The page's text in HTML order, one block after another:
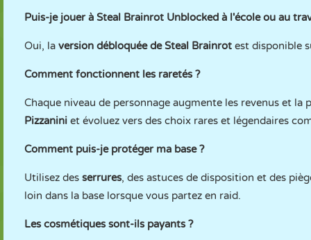
Puis-je jouer à Steal Brainrot Unblocked à l'école ou au
Oui, la version débloquée de Steal Brainrot est disponible
Comment fonctionnent les raretés ?
Chaque niveau de personnage augmente les revenus et
Pizzanini et évoluez vers des choix rares et légendaires
Comment puis-je protéger ma base ?
Utilisez des serrures, des astuces de disposition et des
loin dans la base lorsque vous partez en raid.
Les cosmétiques sont-ils payants ?